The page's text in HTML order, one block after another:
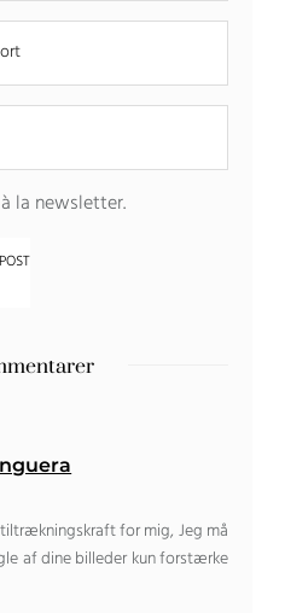
la newsletter.
for mig, Jeg må
af dine billeder kun forstærke